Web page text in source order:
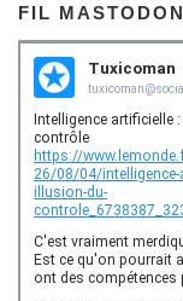
FIL MASTODON